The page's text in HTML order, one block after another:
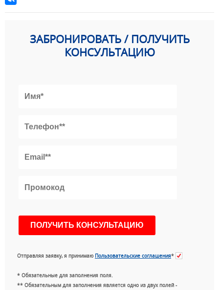
ЗАБРОНИРОВАТЬ / ПОЛУЧИТЬ
КОНСУЛЬТАЦИЮ
Отправляя заявку, я принимаю Пользовательские соглашения*
* Обязательные для заполнения поля.
** Обязательным для заполнения является одно из двух полей -